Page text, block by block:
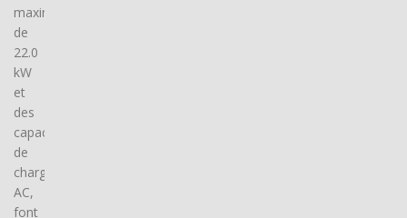
maximale
de
22.0
kW
et
des
capacités
de
charge
AC,
font